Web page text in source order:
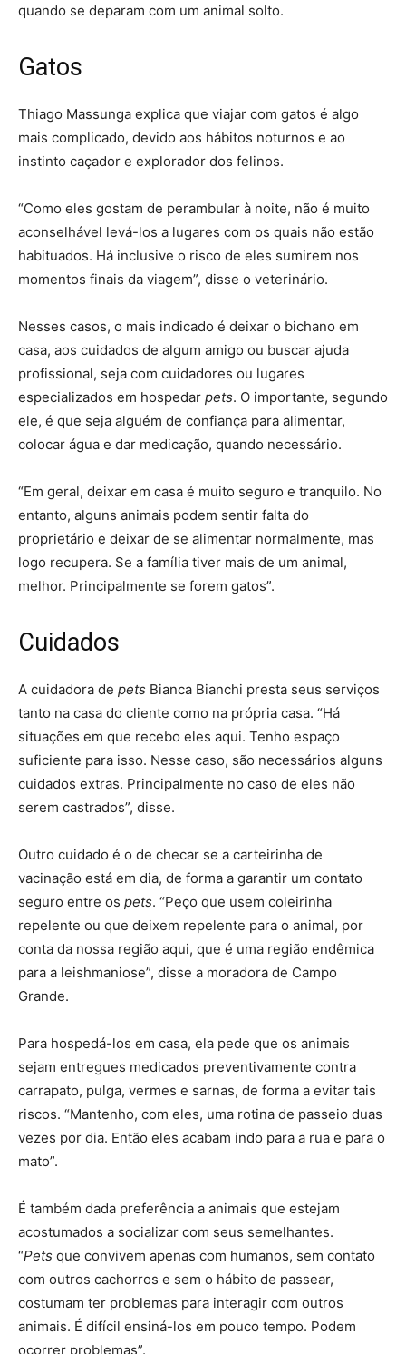
quando se deparam com um animal solto.
Gatos
Thiago Massunga explica que viajar com gatos é algo
mais complicado, devido aos hábitos noturnos e ao
instinto caçador e explorador dos felinos.
“Como eles gostam de perambular à noite, não é muito
aconselhável levá-los a lugares com os quais não estão
habituados. Há inclusive o risco de eles sumirem nos
momentos finais da viagem”, disse o veterinário.
Nesses casos, o mais indicado é deixar o bichano em
casa, aos cuidados de algum amigo ou buscar ajuda
profissional, seja com cuidadores ou lugares
especializados em hospedar pets. O importante, segundo
ele, é que seja alguém de confiança para alimentar,
colocar água e dar medicação, quando necessário.
“Em geral, deixar em casa é muito seguro e tranquilo. No
entanto, alguns animais podem sentir falta do
proprietário e deixar de se alimentar normalmente, mas
logo recupera. Se a família tiver mais de um animal,
melhor. Principalmente se forem gatos”.
Cuidados
A cuidadora de pets Bianca Bianchi presta seus serviços
tanto na casa do cliente como na própria casa. “Há
situações em que recebo eles aqui. Tenho espaço
suficiente para isso. Nesse caso, são necessários alguns
cuidados extras. Principalmente no caso de eles não
serem castrados”, disse.
Outro cuidado é o de checar se a carteirinha de
vacinação está em dia, de forma a garantir um contato
seguro entre os pets. “Peço que usem coleirinha
repelente ou que deixem repelente para o animal, por
conta da nossa região aqui, que é uma região endêmica
para a leishmaniose”, disse a moradora de Campo
Grande.
Para hospedá-los em casa, ela pede que os animais
sejam entregues medicados preventivamente contra
carrapato, pulga, vermes e sarnas, de forma a evitar tais
riscos. “Mantenho, com eles, uma rotina de passeio duas
vezes por dia. Então eles acabam indo para a rua e para o
mato”.
É também dada preferência a animais que estejam
acostumados a socializar com seus semelhantes.
“Pets que convivem apenas com humanos, sem contato
com outros cachorros e sem o hábito de passear,
costumam ter problemas para interagir com outros
animais. É difícil ensiná-los em pouco tempo. Podem
ocorrer problemas”.